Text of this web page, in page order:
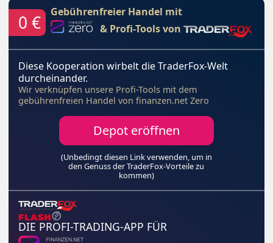
0 €
Gebührenfreier Handel mit
& Profi-Tools von
Diese Kooperation wirbelt die TraderFox-Welt
durcheinander.
Wir verknüpfen unsere Profi-Tools mit dem
gebührenfreien Handel von finanzen.net Zero
Depot eröffnen
(Unbedingt diesen Link verwenden, um in
den Genuss der TraderFox-Vorteile zu
kommen)
DIE PROFI-TRADING-APP FÜR